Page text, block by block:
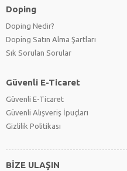
Doping
Doping Nedir?
Doping Satın Alma Şartları
Sık Sorulan Sorular
Güvenli E-Ticaret
Güvenli E-Ticaret
Güvenli Alışveriş İpuçları
Gizlilik Politikası
BİZE ULAŞIN